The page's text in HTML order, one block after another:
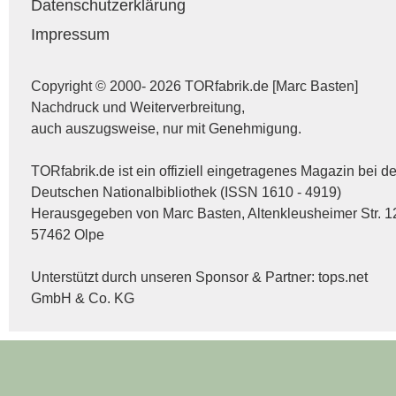
Datenschutzerklärung
Impressum
Copyright © 2000- 2026 TORfabrik.de [Marc Basten]
Nachdruck und Weiterverbreitung,
auch auszugsweise, nur mit Genehmigung.
TORfabrik.de ist ein offiziell eingetragenes Magazin bei
Deutschen Nationalbibliothek (ISSN 1610 - 4919)
Herausgegeben von Marc Basten, Altenkleusheimer Str.
57462 Olpe
Unterstützt durch unseren Sponsor & Partner: tops.net
GmbH & Co. KG